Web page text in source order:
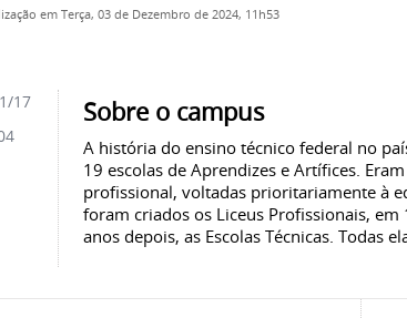
em Terça, 03 de Dezembro de 2024, 11h53
Sobre o campus
A história do ensino técnico federal no
19 escolas de Aprendizes e Artífices.
profissional, voltadas prioritariamente à
foram criados os Liceus Profissionais, em
anos depois, as Escolas Técnicas. Todas
17